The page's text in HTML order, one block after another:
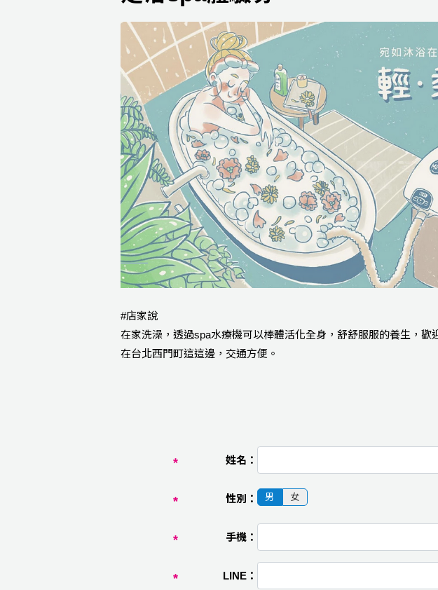
#店家說
在家洗澡，透過spa水療機可以棒體活化全身，舒舒服服的養生，歡
在台北西門町這這邊，交通方便。
姓名：
性別： 男 女
手機：
LINE：